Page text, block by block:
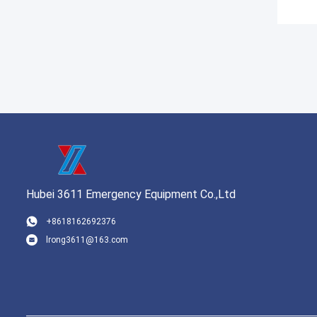
Hubei 3611 Emergency Equipment Co.,Ltd
+8618162692376
lrong3611@163.com